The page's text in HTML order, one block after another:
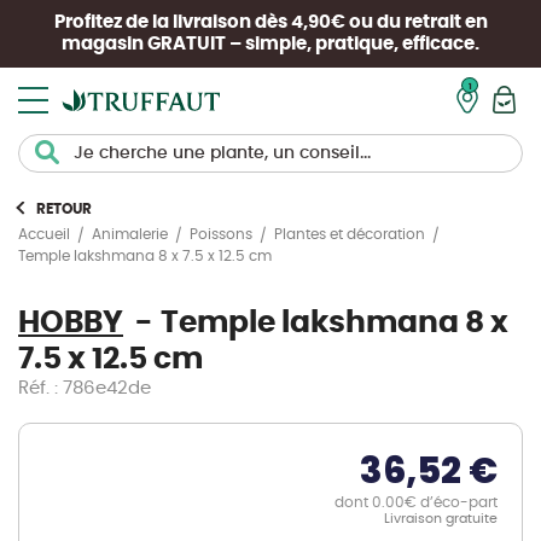
Profitez de la livraison dès 4,90€ ou du retrait en
magasin GRATUIT – simple, pratique, efficace.
RETOUR
Accueil
Animalerie Poissons
Plantes et décoration
Temple lakshmana 8 x 7.5 x 12.5 cm
HOBBY
Temple lakshmana 8 x
7.5 x 12.5 cm
Réf. : 786e42de
36,52 €
dont 0.00€ d’éco-part
Livraison gratuite